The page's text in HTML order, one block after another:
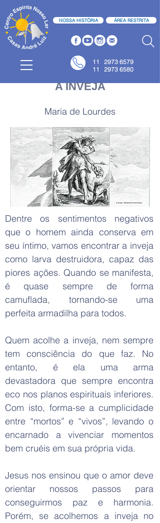
NOSSA HISTÓRIA ÁREA RESTRITA
11 2973 6579
11 2973 6580
A INVEJA
Maria de Lourdes
Dentre os sentimentos negativos
que o homem ainda conserva em
seu íntimo, vamos encontrar a inveja
como larva destruidora, capaz das
piores ações. Quando se manifesta,
é quase sempre de forma
camuflada, tornando-se uma
perfeita armadilha para todos.
Quem acolhe a inveja, nem sempre
tem consciência do que faz. No
entanto, é ela uma arma
devastadora que sempre encontra
eco nos planos espirituais inferiores.
Com isto, forma-se a cumplicidade
entre “mortos” e “vivos”, levando o
encarnado a vivenciar momentos
bem cruéis em sua própria vida.
Jesus nos ensinou que o amor deve
orientar nossos passos para
conseguirmos paz e harmonia.
Porém, se acolhemos a inveja no